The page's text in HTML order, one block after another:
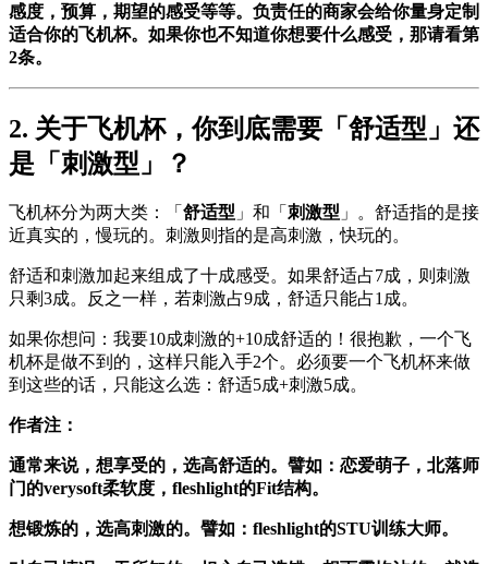
感度，预算，期望的感受等等。负责任的商家会给你量身定制
适合你的飞机杯。如果你也不知道你想要什么感受，那请看第
2条。
2. 关于飞机杯，你到底需要「舒适型」还
是「刺激型」？
飞机杯分为两大类：「 舒适型 」和「 刺激型 」。舒适指的是接
近真实的，慢玩的。刺激则指的是高刺激，快玩的。
舒适和刺激加起来组成了十成感受。如果舒适占7成，则刺激
只剩3成。反之一样，若刺激占9成，舒适只能占1成。
如果你想问：我要10成刺激的+10成舒适的！很抱歉，一个飞
机杯是做不到的，这样只能入手2个。必须要一个飞机杯来做
到这些的话，只能这么选：舒适5成+刺激5成。
作者注：
通常来说，想享受的，选高舒适的。譬如：恋爱萌子，北落师
门的verysoft柔软度，fleshlight的Fit结构。
想锻炼的，选高刺激的。譬如：fleshlight的STU训练大师。